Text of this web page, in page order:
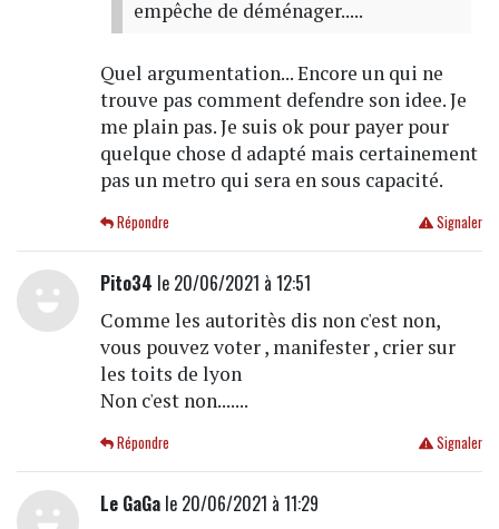
empêche de déménager.....
Quel argumentation... Encore un qui ne
trouve pas comment defendre son idee. Je
me plain pas. Je suis ok pour payer pour
quelque chose d adapté mais certainement
pas un metro qui sera en sous capacité.
Signaler
Répondre
Pito34 le 20/06/2021 à 12:51
Comme les autoritès dis non c'est non,
vous pouvez voter , manifester , crier sur
les toits de lyon
Non c'est non.......
Signaler
Répondre
Le GaGale 20/06/2021 à 11:29